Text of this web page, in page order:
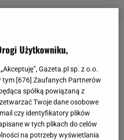
przewidywało, że
w barwach FC
(5:1). Sam bramkarz
się pod okiem sztabu
do gry w
październikowej przerwie
nastawił się, że zagra.
Użytkowniku,
Gazeta.pl sp. z o.o.
tym [676] Zaufanych Partnerów
spółką powiązaną z
Twoje dane osobowe
czy identyfikatory plików
w tych plikach do celów
na potrzeby wyświetlania